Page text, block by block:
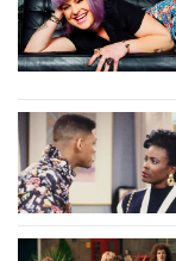
Peşə etikası
Reklam
Gündəm
Siyasət